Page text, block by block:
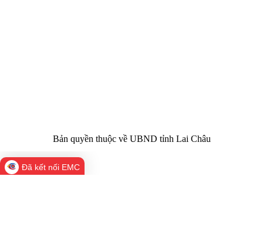
Bản quyền thuộc về UBND tỉnh Lai Châu
Đã kết nối EMC